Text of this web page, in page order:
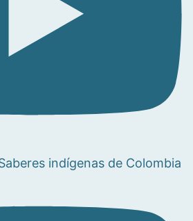
Saberes indígenas de Colombia